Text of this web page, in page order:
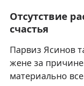
Отсутствие
счастья
Парвиз Ясинов
жене за
материально